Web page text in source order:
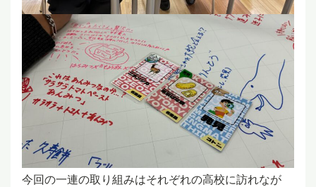
今回の一連の取り組みはそれぞれの高校に訪れなが